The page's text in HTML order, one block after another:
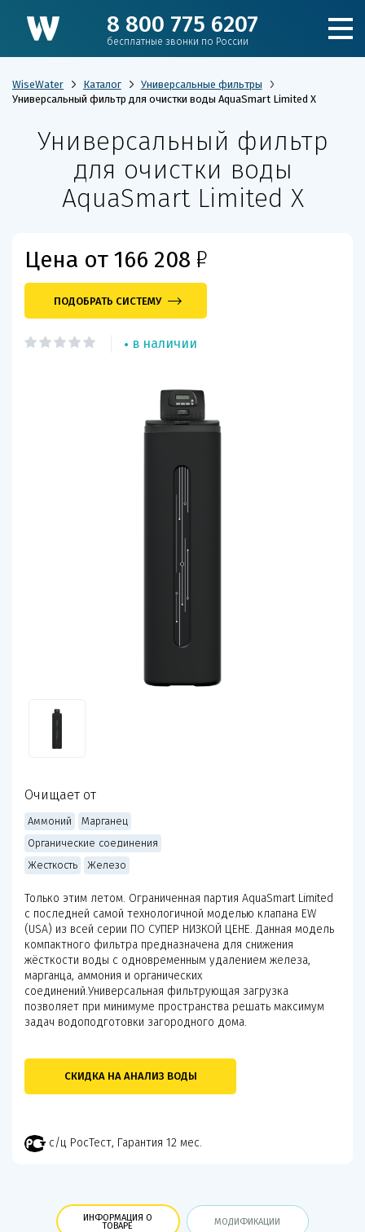
8 800 775 6207
бесплатные звонки по России
Подобрать фильтр
Каталог
Кулеры и пурифайеры
WiseWater Каталог
Универсальные фильтры
Универсальный фильтр для очистки воды AquaSmart Limited X
Универсальный фильтр
для очистки воды
AquaSmart Limited X
Цена от 166 208 Р
ПОДОБРАТЬ СИСТЕМУ
в наличии
Очищает от
Аммоний
Марганец
Органические соединения
Жесткость
Железо
Только этим летом. Ограниченная партия AquaSmart Limited
с последней самой технологичной моделью клапана EW
(USA) из всей серии ПО СУПЕР НИЗКОЙ ЦЕНЕ. Данная модель
компактного фильтра предназначена для снижения
жёсткости воды с одновременным удалением железа,
марганца, аммония и органических
соединений.Универсальная фильтрующая загрузка
позволяет при минимуме пространства решать максимум
задач водоподготовки загородного дома.
СКИДКА НА АНАЛИЗ ВОДЫ
с/ц РосТест, Гарантия 12 мес.
ИНФОРМАЦИЯ О
ТОВАРЕ МОДИФИКАЦИИ